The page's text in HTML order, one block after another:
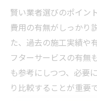
賢い業者選びのポイン
費用の有無がしっかり
た、過去の施工実績や
フターサービスの有無
も参考にしつつ、必要
り比較することが重要で